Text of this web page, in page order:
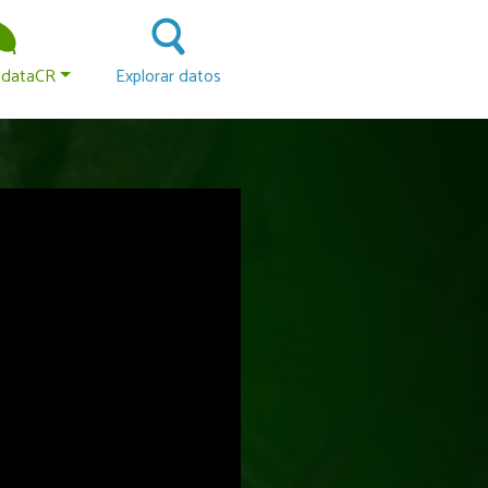
Explorar datos